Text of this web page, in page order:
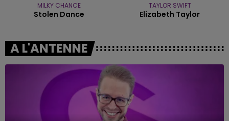
MILKY CHANCE
Stolen Dance
TAYLOR SWIFT
Elizabeth Taylor
A L'ANTENNE